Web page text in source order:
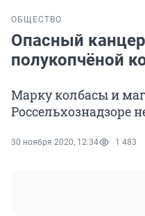
ОБЩЕСТВО
Опасный
полукопчёной
Марку колбасы и
Россельхознадзоре
30 ноября 2020, 12:34 1 483